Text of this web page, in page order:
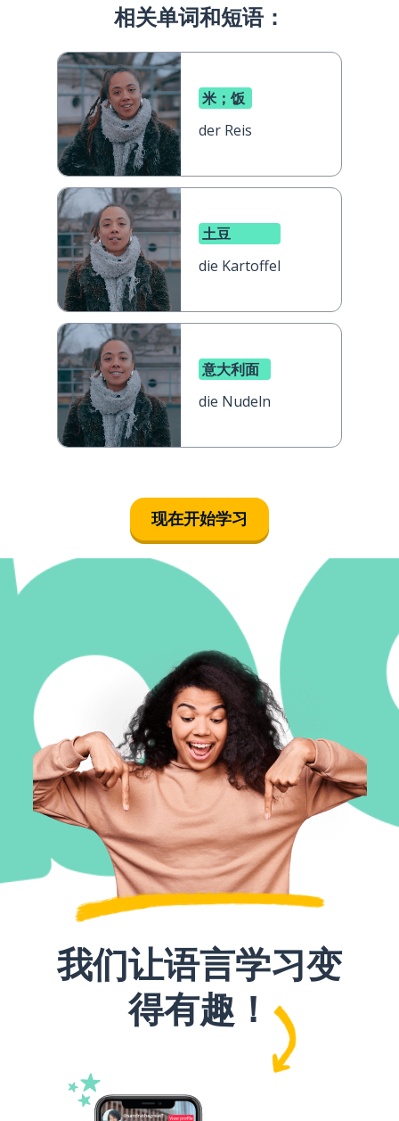
相关单词和短语：
米；饭
der Reis
土豆
die Kartoffel
意大利面
die Nudeln
现在开始学习
我们让语言学习变
得有趣！